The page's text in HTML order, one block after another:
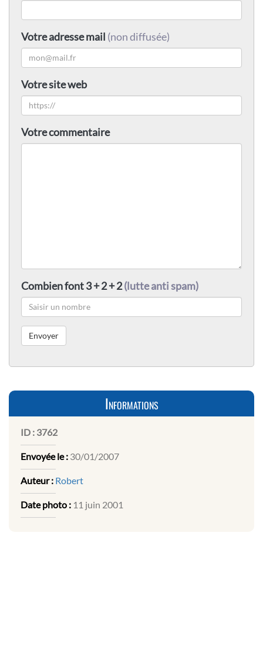
Votre adresse mail (non diffusée)
Votre site web
Votre commentaire
Combien font 3 + 2 + 2(lutte anti spam)
Informations
ID : 3762
Envoyée le : 30/01/2007
Auteur : Robert
Date photo : 11 juin 2001